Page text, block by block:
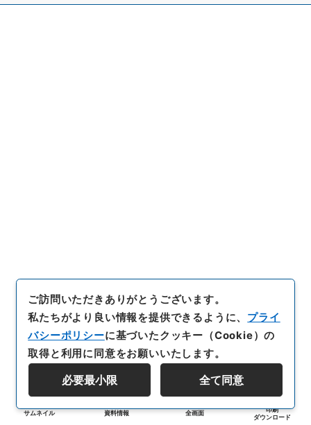
サムネイル 資料情報 全画面
印刷
ダウンロード
ご訪問いただきありがとうございます。
私たちがより良い情報を提供できるように、 プライ
バシーポリシーに基づいたクッキー（Cookie）の
取得と利用に同意をお願いいたします。
必要最小限 全て同意